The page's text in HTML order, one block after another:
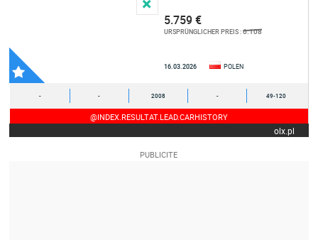
5.759 €
URSPRÜNGLICHER PREIS :6.108
16.03.2026 POLEN
- - 2008 - 49-120
@INDEX.RESULTAT.LEAD.CARHISTORY
olx.pl